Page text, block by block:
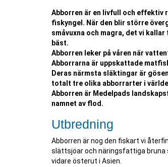
Abborren är en livfull och effektiv
fiskyngel. När den blir större
småvuxna och magra, det vi
bäst.
Abborren leker på våren när
Abborrarna är uppskattade
Deras närmsta släktingar är
totalt tre olika abborrarter i
Abborren är Medelpads
namnet av flod.
Utbredning
Abborren är nog den fiskart vi
slättsjöar och näringsfattiga bruna
vidare österut i Asien.